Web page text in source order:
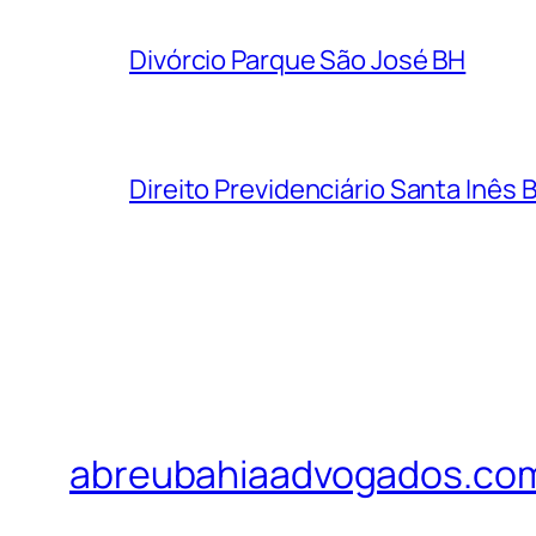
Divórcio Parque São José BH
Direito Previdenciário Santa Inês